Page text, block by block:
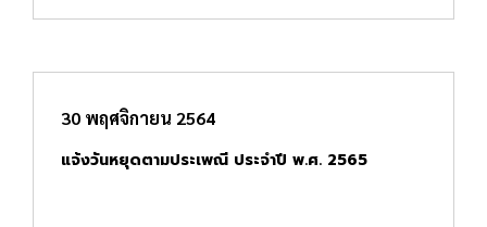
30 พฤศจิกายน 2564
แจ้งวันหยุดตามประเพณี ประจำปี พ.ศ. 2565